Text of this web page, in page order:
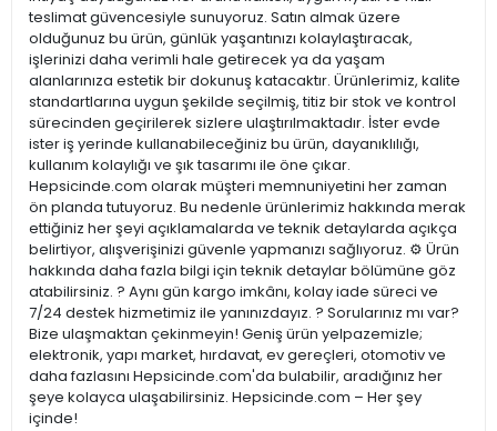
teslimat güvencesiyle sunuyoruz. Satın almak üzere
olduğunuz bu ürün, günlük yaşantınızı kolaylaştıracak,
işlerinizi daha verimli hale getirecek ya da yaşam
alanlarınıza estetik bir dokunuş katacaktır. Ürünlerimiz, kalite
standartlarına uygun şekilde seçilmiş, titiz bir stok ve kontrol
sürecinden geçirilerek sizlere ulaştırılmaktadır. İster evde
ister iş yerinde kullanabileceğiniz bu ürün, dayanıklılığı,
kullanım kolaylığı ve şık tasarımı ile öne çıkar.
Hepsicinde.com olarak müşteri memnuniyetini her zaman
ön planda tutuyoruz. Bu nedenle ürünlerimiz hakkında merak
ettiğiniz her şeyi açıklamalarda ve teknik detaylarda açıkça
belirtiyor, alışverişinizi güvenle yapmanızı sağlıyoruz. ⚙️ Ürün
hakkında daha fazla bilgi için teknik detaylar bölümüne göz
atabilirsiniz. ? Aynı gün kargo imkânı, kolay iade süreci ve
7/24 destek hizmetimiz ile yanınızdayız. ? Sorularınız mı var?
Bize ulaşmaktan çekinmeyin! Geniş ürün yelpazemizle;
elektronik, yapı market, hırdavat, ev gereçleri, otomotiv ve
daha fazlasını Hepsicinde.com'da bulabilir, aradığınız her
şeye kolayca ulaşabilirsiniz. Hepsicinde.com – Her şey
içinde!